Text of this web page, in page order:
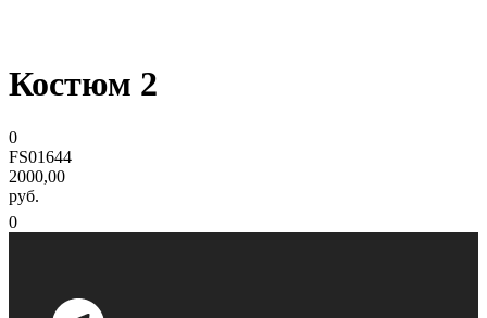
Костюм 2
0
FS01644
2000,00
руб.
0